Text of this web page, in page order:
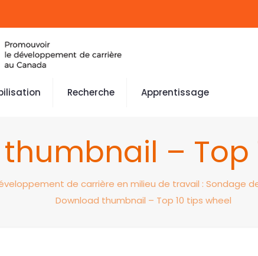
Recherche Apprentissage
– Top
de carrière en milieu de travail : Sondage
Download thumbnail – Top 10 tips wheel